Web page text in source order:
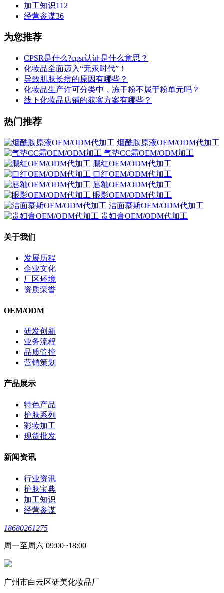
加工知识112
经营参谋36
为您推荐
CPSR是什么?cpsr认证是什么意思？
化妆品全面迈入“无汞时代”！
导致肌肤长痘的原因有哪些？
化妆品生产许可分类中，冻干粉不属于粉单元吗？
线下化妆品店铺的获客方案有哪些？
热门推荐
烟酰胺原液OEM/ODM代加工
气垫CC霜OEM/ODM加工
腮红OEM/ODM代加工
口红OEM/ODM代加工
唇釉OEM/ODM代加工
眼影OEM/ODM代加工
洁面慕斯OEM/ODM代加工
贵妇膏OEM/ODM代加工
关于我们
发展历程
企业文化
厂区环境
资质荣誉
OEM/ODM
研发创新
业务流程
品质管控
营销策划
产品展示
特色产品
护肤系列
彩妆加工
现货批发
新闻资讯
行业资讯
护肤宝典
加工知识
经营参谋
18680261275
周一至周六 09:00~18:00
广州市白云区研美化妆品厂